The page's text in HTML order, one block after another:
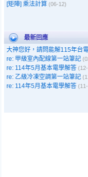
[矩陣] 乘法計算 (06-12)
最新回應
re: 甲級室內配線第一站筆記 (02-
re: 114年5月基本電學解答 (12-
re: 乙級冷凍空調第一站筆記 (11-
re: 114年5月基本電學解答 (11-